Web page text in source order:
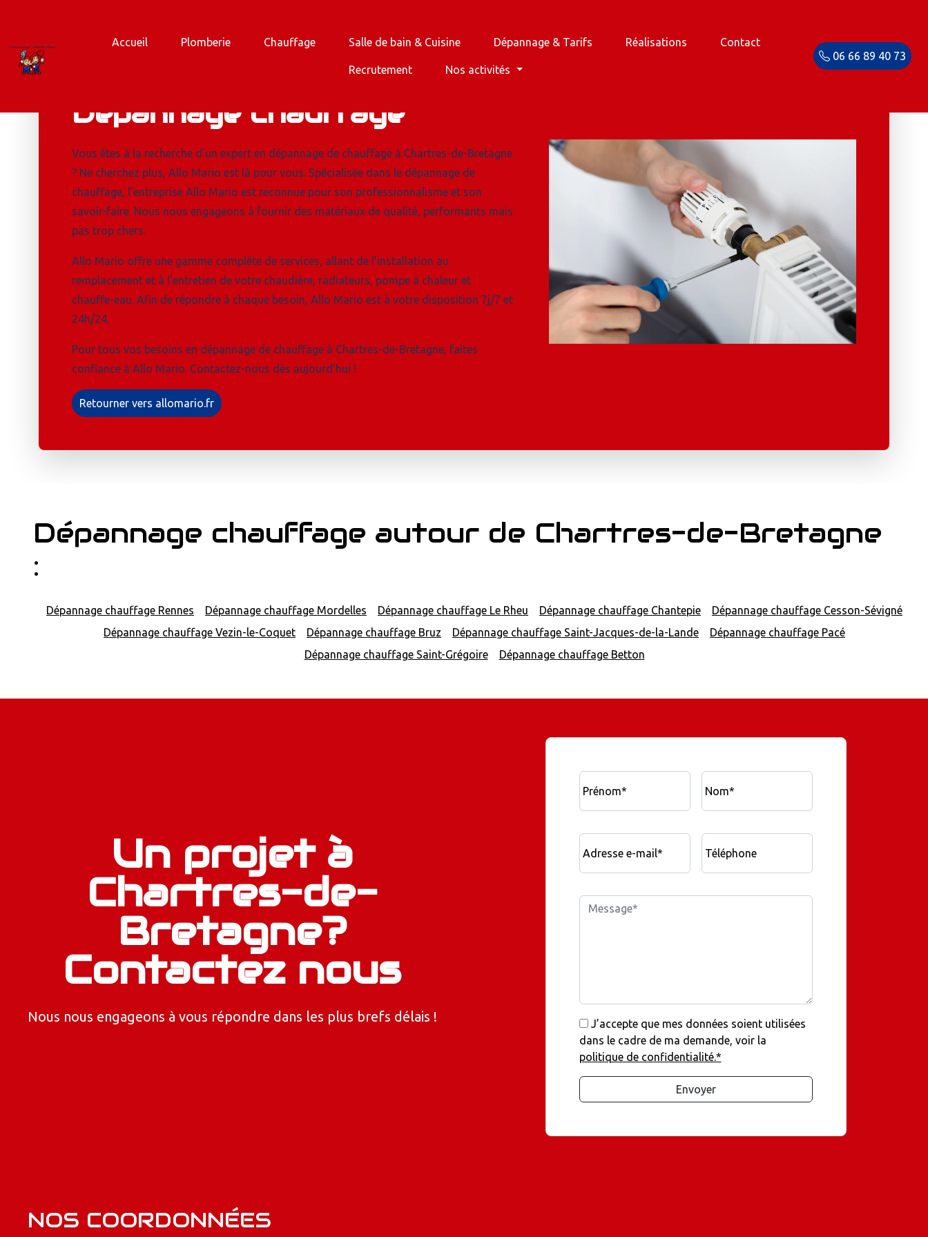
Accueil Plomberie Chauffage Salle de bain & Cuisine Dépannage & Tarifs Réalisations Contact
Recrutement Nos activités
06 66 89 40 73
Nos prestations en
Dépannage chauffage
Vous êtes à la recherche d’un expert en dépannage de chauffage à Chartres-de-Bretagne
? Ne cherchez plus, Allo Mario est là pour vous. Spécialisée dans le dépannage de
chauffage, l’entreprise Allo Mario est reconnue pour son professionnalisme et son
savoir-faire. Nous nous engageons à fournir des matériaux de qualité, performants mais
pas trop chers.
Allo Mario offre une gamme complète de services, allant de l’installation au
remplacement et à l’entretien de votre chaudière, radiateurs, pompe à chaleur et
chauffe-eau. Afin de répondre à chaque besoin, Allo Mario est à votre disposition 7j/7 et
24h/24.
Pour tous vos besoins en dépannage de chauffage à Chartres-de-Bretagne, faites
confiance à Allo Mario. Contactez-nous dès aujourd’hui !
Retourner vers allomario.fr
Dépannage chauffage autour de Chartres-de-Bretagne
:
Dépannage chauffage Rennes Dépannage chauffage Mordelles Dépannage chauffage Le Rheu Dépannage chauffage Chantepie
Dépannage chauffage Cesson-Sévigné
Dépannage chauffage Vezin-le-Coquet
Dépannage chauffage Bruz Dépannage chauffage Saint-Jacques-de-la-Lande
Dépannage chauffage Pacé
Dépannage chauffage Saint-Grégoire
Dépannage chauffage Betton
Un projet à
Chartres-de-
Bretagne?
Contactez nous
Nous nous engageons à vous répondre dans les plus brefs délais !
Prénom* Nom*
Adresse e-mail* Téléphone
J’accepte que mes données soient utilisées
dans le cadre de ma demande, voir la
politique de confidentialité.*
Envoyer
NOS COORDONNÉES